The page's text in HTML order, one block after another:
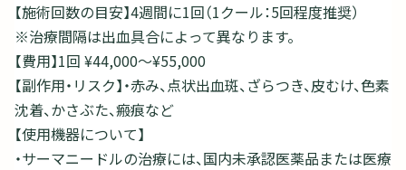
【施術回数の目安】4週間に1回（1クール：5回程度推奨）
※治療間隔は出血具合によって異なります。
【費用】1回 ¥44,000～¥55,000
【副作用・リスク】・赤み、点状出血斑、ざらつき、皮むけ、色素
沈着、かさぶた、瘢痕など
【使用機器について】
・サーマニードルの治療には、国内未承認医薬品または医療